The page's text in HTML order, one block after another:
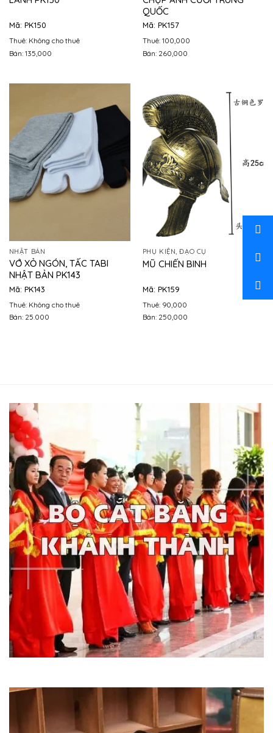
Mã: PK150
Thuê: Không cho thuê
Bán: 135,000
QUỐC
Mã: PK157
Thuê: 100,000
Bán: 260,000
NHẬT BẢN
VỚ XỎ NGÓN, TẤC TABI
NHẬT BẢN PK143
Mã: PK143
Thuê: Không cho thuê
Bán: 25.000
PHỤ KIỆN, ĐẠO CỤ
MŨ CHIẾN BINH
Mã: PK159
Thuê: 90,000
Bán: 250,000